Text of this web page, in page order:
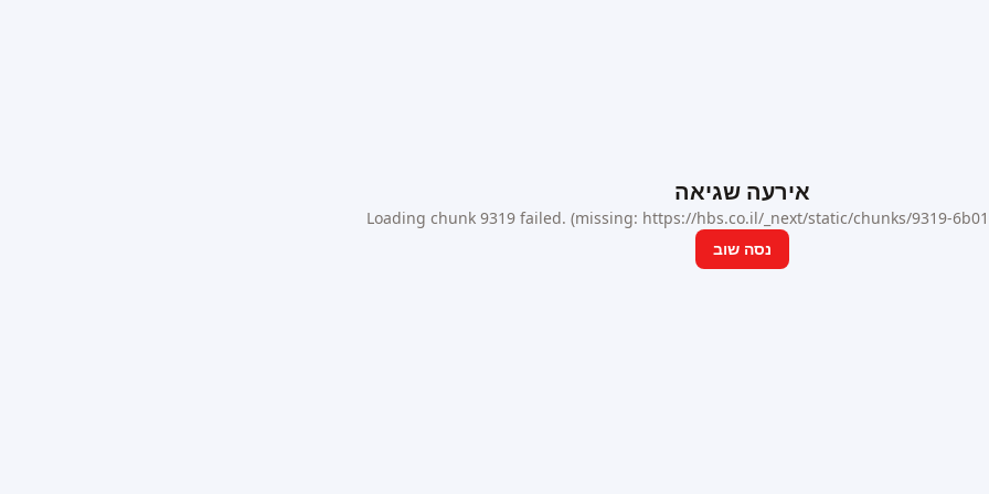
אירעה שגיאה
Loading chunk 9319 failed. (missing: https://hbs.co.il/_next/static/chunks/9319-
נסה שוב